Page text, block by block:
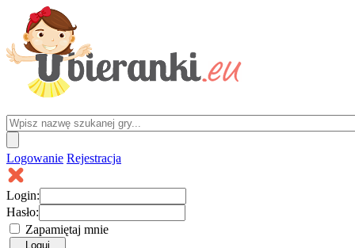
Logowanie Rejestracja
Login:
Hasło:
Zapamiętaj mnie